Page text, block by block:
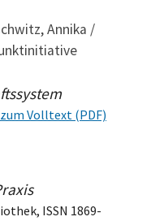
Annika /
Volltext (PDF)
ISSN 1869-